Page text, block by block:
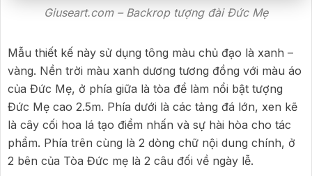
Giuseart.com – Backrop tượng đài Đức Mẹ
Mẫu thiết kế này sử dụng tông màu chủ đạo là xanh –
vàng. Nền trời màu xanh dương tương đồng với màu áo
của Đức Mẹ, ở phía giữa là tòa để làm nổi bật tượng
Đức Mẹ cao 2.5m. Phía dưới là các tảng đá lớn, xen kẽ
là cây cối hoa lá tạo điểm nhấn và sự hài hòa cho tác
phẩm. Phía trên cùng là 2 dòng chữ nội dung chính, ở
2 bên của Tòa Đức mẹ là 2 câu đối về ngày lễ.